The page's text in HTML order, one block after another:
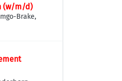
(w/m/d)
Brake,